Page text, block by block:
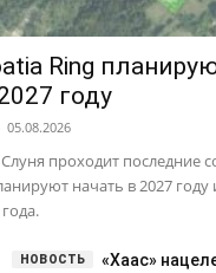
Ring
году
05.08.2026
проходит последние
начать в 2027
«Хаас»